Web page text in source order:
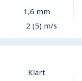
1,6 mm
2 (5) m/s
Klart